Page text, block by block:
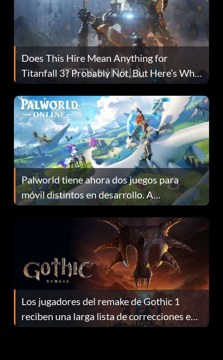
Does This Hire Mean Anything for
Titanfall 3? Probably Not, But Here’s Why
Fans Are Hopeful
Palworld tiene ahora dos juegos para
móvil distintos en desarrollo. A
continuación te explicamos por qué.
Los jugadores del remake de Gothic 1
reciben una larga lista de correcciones en
el parche 1.0.4